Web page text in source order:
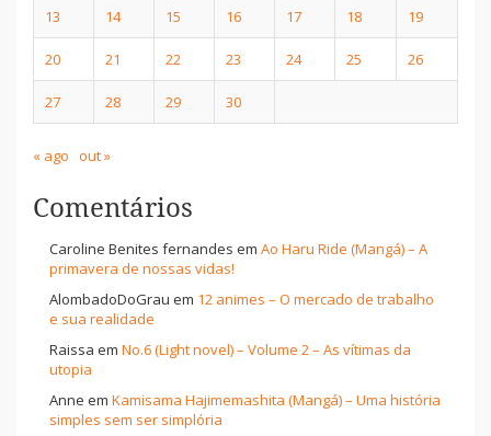
13 14 15 16 17 18 19
20 21 22 23 24 25 26
27 28 29 30
« ago out »
Comentários
Caroline Benites fernandes em Ao Haru Ride (Mangá) – A
primavera de nossas vidas!
AlombadoDoGrau em 12 animes – O mercado de trabalho
e sua realidade
Raissa em No.6 (Light novel) – Volume 2 – As vítimas da
utopia
Anne em Kamisama Hajimemashita (Mangá) – Uma história
simples sem ser simplória